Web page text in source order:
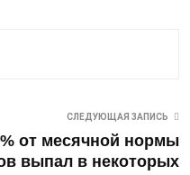
СЛЕДУЮЩАЯ ЗАПИСЬ
от месячной нормы
выпал в некоторых